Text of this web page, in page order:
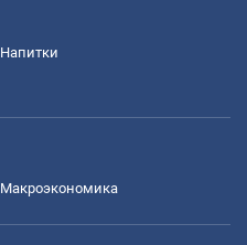
Напитки
Mакроэкономика